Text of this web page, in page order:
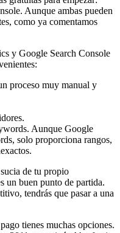
Aunque ambas pueden
como ya comentamos
y Google Search Console
proceso muy manual y
Aunque Google
solo proporciona rangos,
de tu propio
un buen punto de partida.
tendrás que pasar a una
tienes muchas opciones.